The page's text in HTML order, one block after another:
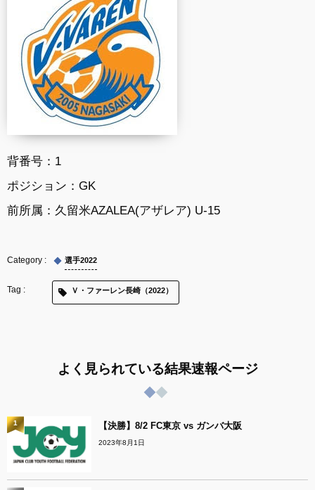
背番号：1
ポジション：GK
前所属：久留米AZALEA(アザレア) U-15
選手2022
Ｖ・ファーレン長崎（2022）
よく見られている結果速報ページ
【決勝】8/2 FC東京 vs ガンバ大阪
2023年8月1日
1